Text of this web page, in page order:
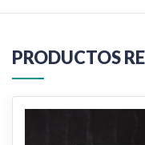
PRODUCTOS